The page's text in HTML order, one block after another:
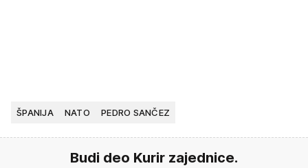
ŠPANIJA NATO PEDRO SANČEZ
Budi deo Kurir zajednice.